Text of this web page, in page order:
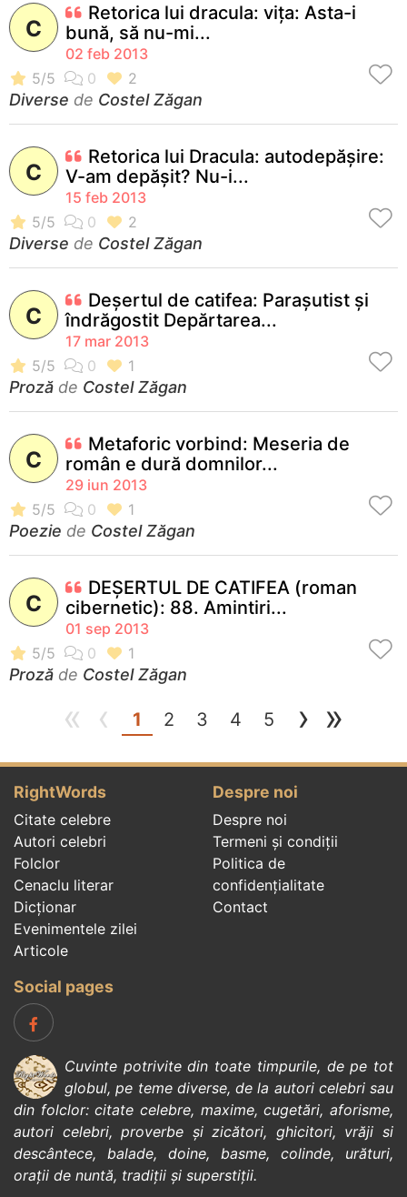
C
Retorica lui dracula: viţa: Asta-i
bună, să nu-mi...
02 feb 2013
Diverse de Costel Zăgan
C
Retorica lui Dracula: autodepăşire:
V-am depăşit? Nu-i...
15 feb 2013
Diverse de Costel Zăgan
C
Deşertul de catifea: Paraşutist şi
îndrăgostit Depărtarea...
17 mar 2013
Proză de Costel Zăgan
C
Metaforic vorbind: Meseria de
român e dură domnilor...
29 iun 2013
Poezie de Costel Zăgan
C
DEŞERTUL DE CATIFEA (roman
cibernetic): 88. Amintiri...
01 sep 2013
Proză de Costel Zăgan
« ‹ 1 (current)
2 3 4 5 › »
RightWords
Citate celebre
Autori celebri
Folclor
Cenaclu literar
Dicționar
Evenimentele zilei
Articole
Despre noi
Despre noi
Termeni și condiții
Politica de
confidenţialitate
Contact
Social pages
Cuvinte potrivite din toate timpurile, de pe tot
globul, pe teme diverse, de la autori celebrisau
din folclor:citate celebre, maxime,cugetări,aforisme,
autori celebri,proverbe și zicători, ghicitori, vrăji si
descântece, balade, doine, basme, colinde, urături,
orații de nuntă, tradiții și superstiții.